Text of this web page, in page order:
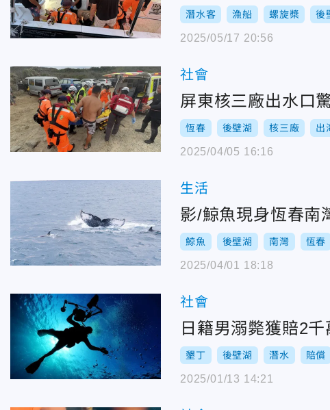
潛水客 漁船 螺旋槳 後
2025/05/17 20:56
社會
屏東核三廠出水口
恆春 後壁湖 核三廠 出
2025/04/05 16:16
生活
影/鯨魚現身恆春
鯨魚 後壁湖 南灣 恆春
2025/04/01 18:18
社會
日籍男溺斃獲賠2
墾丁 後壁湖 潛水 賠償
2025/01/13 14:21